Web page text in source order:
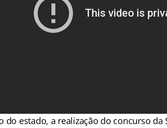
do estado, a realização do concurso da